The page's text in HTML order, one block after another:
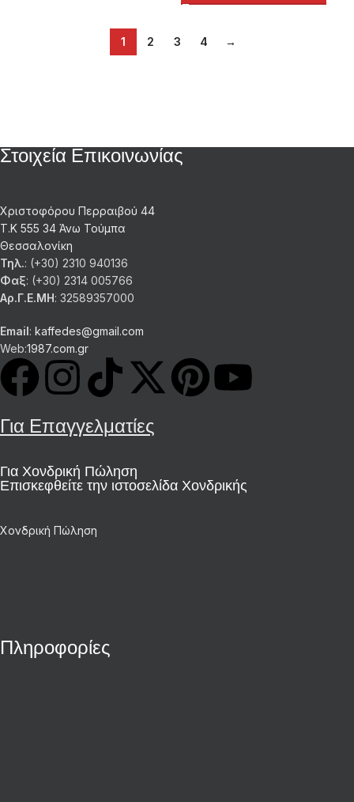
1 2 3 4 →
Στοιχεία Επικοινωνίας
Χριστοφόρου Περραιβού 44
Τ.Κ 555 34 Άνω Τούμπα
Θεσσαλονίκη
Τηλ.: (+30) 2310 940136
Φαξ: (+30) 2314 005766
Αρ.Γ.Ε.ΜΗ: 32589357000
Email: kaffedes@gmail.com
Web:1987.com.gr
Για Επαγγελματίες
Για Χονδρική Πώληση
Επισκεφθείτε την ιστοσελίδα Χονδρικής
Χονδρική Πώληση
Πληροφορίες